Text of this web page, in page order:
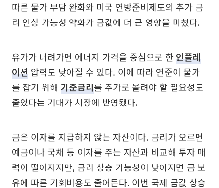
따른 물가 부담 완화와 미국 연방준비제도의 추가 금
리 인상 가능성 약화가 금값에 더 큰 영향을 미쳤다.
유가가 내려가면 에너지 가격을 중심으로 한 인플레
이션 압력도 낮아질 수 있다. 이에 따라 연준이 물가
를 잡기 위해 기준금리를 추가로 올려야 할 필요성도
줄었다는 기대가 시장에 반영됐다.
금은 이자를 지급하지 않는 자산이다. 금리가 오르면
예금이나 국채 등 이자를 주는 자산과 비교해 투자 매
력이 떨어지지만, 금리 상승 가능성이 낮아지면 금 보
유에 따른 기회비용도 줄어든다. 이번 국제 금값 상승